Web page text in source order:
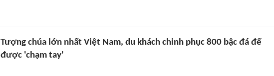
Tượng chúa lớn nhất Việt Nam, du khách chinh phục 800 bậc đá để
được 'chạm tay'